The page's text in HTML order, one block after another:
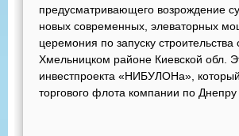
предусматривающего возрождение
новых современных, элеваторных
церемония по запуску
Хмельницком районе Киевской обл.
инвестпроекта «НИБУЛОНа», который
торгового флота компании по